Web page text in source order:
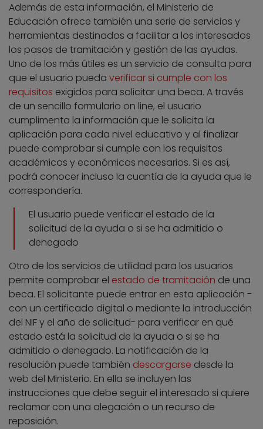
Además de esta información, el Ministerio de
Educación ofrece también una serie de servicios y
herramientas destinados a facilitar a los interesados
los pasos de tramitación y gestión de las ayudas.
Uno de los más útiles es un servicio de consulta para
que el usuario pueda verificar si cumple con los
requisitos exigidos para solicitar una beca. A través
de un sencillo formulario on line, el usuario
cumplimenta la información que le solicita la
aplicación para cada nivel educativo y al finalizar
puede comprobar si cumple con los requisitos
académicos y económicos necesarios. Si es así,
podrá conocer incluso la cuantía de la ayuda que le
correspondería.
El usuario puede verificar el estado de la
solicitud de la ayuda o si se ha admitido o
denegado
Otro de los servicios de utilidad para los usuarios
permite comprobar el estado de tramitación de una
beca. El solicitante puede entrar en esta aplicación -
con un certificado digital o mediante la introducción
del NIF y el año de solicitud- para verificar en qué
estado está la solicitud de la ayuda o si se ha
admitido o denegado. La notificación de la
resolución puede también descargarse desde la
web del Ministerio. En ella se incluyen las
instrucciones que debe seguir el interesado si quiere
reclamar con una alegación o un recurso de
reposición.